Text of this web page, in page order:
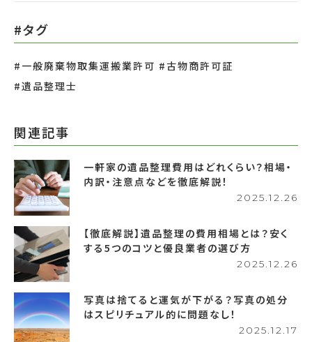
#タグ
#一般廃棄物取集運搬業許可 #古物商許可証
#遺品整理士
関連記事
一軒家の遺品整理費用はどれくらい？相場・
内訳・注意点などを徹底解説！
2025.12.26
【徹底解説】遺品整理の費用相場とは？安く
する5つのコツと優良業者の選び方
2025.12.26
写真は捨てると運気が下がる？写真の処分
はスピリチュアル的に問題なし！
2025.12.17